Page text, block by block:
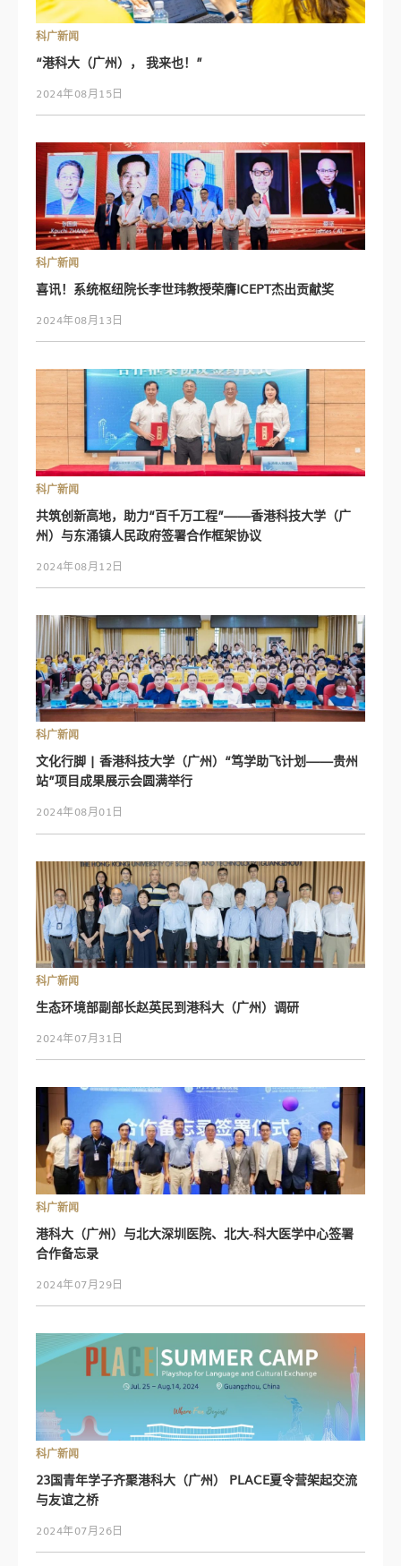
科广新闻
“港科大（广州）， 我来也！”
2024年08月15日
科广新闻
喜讯！系统枢纽院长李世玮教授荣膺ICEPT杰出贡献奖
2024年08月13日
科广新闻
共筑创新高地，助力“百千万工程”——香港科技大学（广
州）与东涌镇人民政府签署合作框架协议
2024年08月12日
科广新闻
文化行脚 | 香港科技大学（广州）“笃学助飞计划——贵州
站”项目成果展示会圆满举行
2024年08月01日
科广新闻
生态环境部副部长赵英民到港科大（广州）调研
2024年07月31日
科广新闻
港科大（广州）与北大深圳医院、北大-科大医学中心签署
合作备忘录
2024年07月29日
科广新闻
23国青年学子齐聚港科大（广州） PLACE夏令营架起交流
与友谊之桥
2024年07月26日